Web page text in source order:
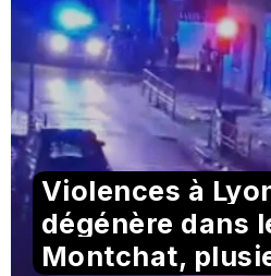
Violences à
dégénère dans
Montchat,